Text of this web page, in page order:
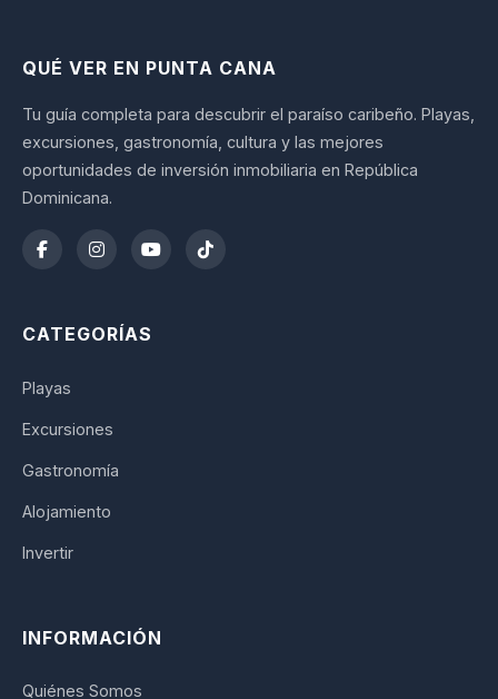
QUÉ VER EN PUNTA CANA
Tu guía completa para descubrir el paraíso caribeño. Playas,
excursiones, gastronomía, cultura y las mejores
oportunidades de inversión inmobiliaria en República
Dominicana.
CATEGORÍAS
Playas
Excursiones
Gastronomía
Alojamiento
Invertir
INFORMACIÓN
Quiénes Somos